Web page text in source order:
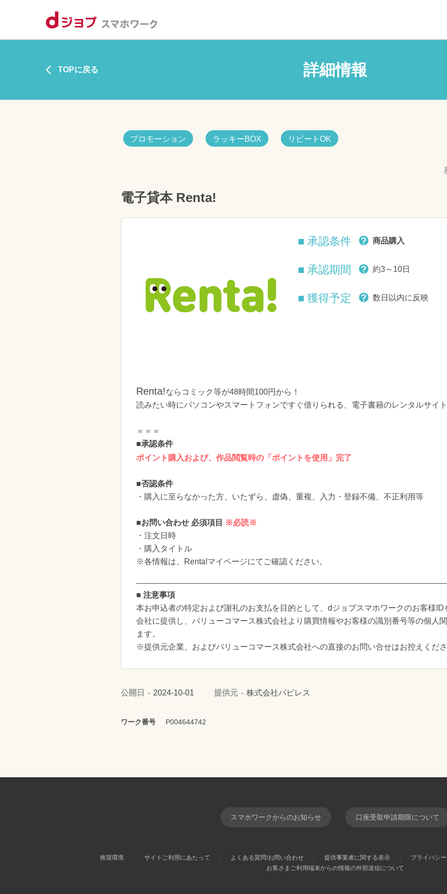
詳細情報
TOPに戻る
プロモーション ラッキーBOX リピートOK
電子貸本 Renta!
■ 承認条件 商品購入
■ 承認期間 約3～10日
■ 獲得予定 数日以内に反映
Renta!ならコミック等が48時間100円から！
読みたい時にパソコンやスマートフォンですぐ借りられる、電子書籍のレンタルサイ
＝＝＝
■承認条件
ポイント購入および、作品閲覧時の「ポイントを使用」完了
■否認条件
・購入に至らなかった方、いたずら、虚偽、重複、入力・登録不備、不正利用等
■お問い合わせ 必須項目 ※必読※
・注文日時
・購入タイトル
※各情報は、Renta!マイページにてご確認ください。
■ 注意事項
本お申込者の特定および謝礼のお支払を目的として、dジョブスマホワークのお客様
会社に提供し、バリューコマース株式会社より購買情報やお客様の識別番号等の個人
ます。
※提供元企業、およびバリューコマース株式会社への直接のお問い合せはお控えくだ
公開日 2024-10-01 提供元 株式会社パピレス
ワーク番号 P004644742
スマホワークからのお知らせ 口座受取申請期限について
推奨環境 サイトご利用にあたって よくある質問/お問い合わせ 提供事業者に関する表示
プライバシ
お客さまご利用端末からの情報の外部送信について